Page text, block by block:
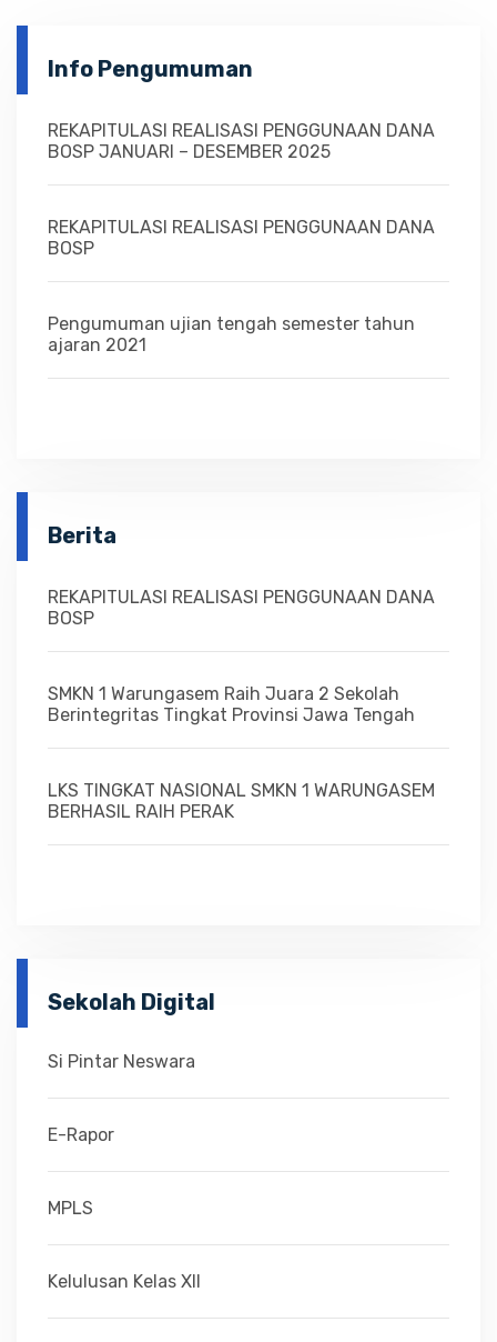
Info Pengumuman
REKAPITULASI REALISASI PENGGUNAAN DANA
BOSP JANUARI – DESEMBER 2025
REKAPITULASI REALISASI PENGGUNAAN DANA
BOSP
Pengumuman ujian tengah semester tahun
ajaran 2021
Berita
REKAPITULASI REALISASI PENGGUNAAN DANA
BOSP
SMKN 1 Warungasem Raih Juara 2 Sekolah
Berintegritas Tingkat Provinsi Jawa Tengah
LKS TINGKAT NASIONAL SMKN 1 WARUNGASEM
BERHASIL RAIH PERAK
Sekolah Digital
Si Pintar Neswara
E-Rapor
MPLS
Kelulusan Kelas XII